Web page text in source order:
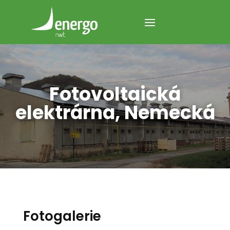
Fotovoltaická
elektrárna, Nemecká
Fotogalerie